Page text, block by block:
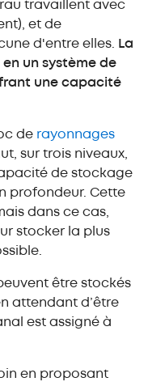
travaillent avec
et de
d'entre elles.
La
un système de
une capacité
de rayonnages
sur trois niveaux,
de stockage
profondeur. Cette
dans ce cas,
stocker la plus
être stockés
attendant d’être
est assigné à
en proposant